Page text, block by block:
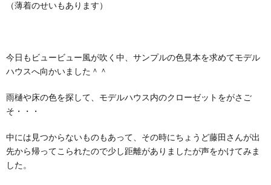
（薄着のせいもあります）
今日もビュービュー風が吹く中、サンプルの色見本を求めてモデル
ハウスへ向かいました＾＾
雨樋や床の色を探して、モデルハウス内のクローゼットをがさご
そ・・・
中には見つからないものもあって、その時にちょうど藤田さんが出
先から帰ってこられたので少し距離がありましたが声をかけてみま
した。